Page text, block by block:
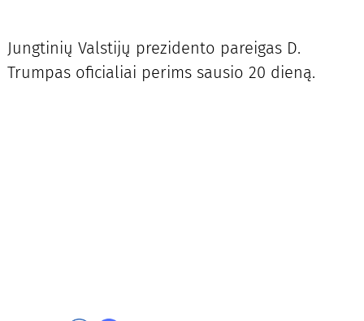
Jungtinių Valstijų prezidento pareigas D.
Trumpas oficialiai perims sausio 20 dieną.